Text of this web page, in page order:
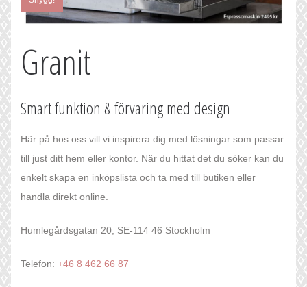
Granit
Smart funktion & förvaring med design
Här på hos oss vill vi inspirera dig med lösningar som passar
till just ditt hem eller kontor. När du hittat det du söker kan du
enkelt skapa en inköpslista och ta med till butiken eller
handla direkt online.
Humlegårdsgatan 20, SE-114 46 Stockholm
Telefon: +46 8 462 66 87